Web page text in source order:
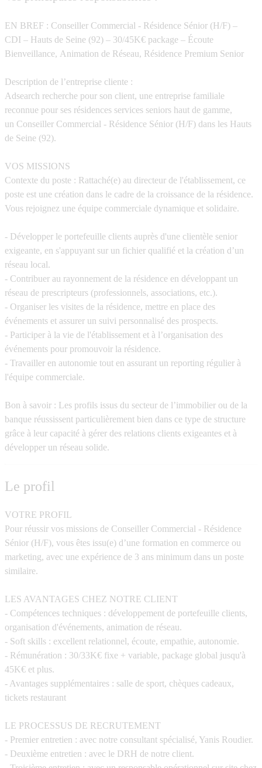
EN BREF : Conseiller Commercial - Résidence Sénior (H/F) –
CDI – Hauts de Seine (92) – 30/45K€ package – Écoute
Bienveillance, Animation de Réseau, Résidence Premium Senior
Description de l’entreprise cliente :
Adsearch recherche pour son client, une entreprise familiale
reconnue pour ses résidences services seniors haut de gamme,
un Conseiller Commercial - Résidence Sénior (H/F) dans les Hauts
de Seine (92).
VOS MISSIONS
Contexte du poste : Rattaché(e) au directeur de l'établissement, ce
poste est une création dans le cadre de la croissance de la résidence.
Vous rejoignez une équipe commerciale dynamique et solidaire.
- Développer le portefeuille clients auprès d'une clientèle senior
exigeante, en s'appuyant sur un fichier qualifié et la création d’un
réseau local.
- Contribuer au rayonnement de la résidence en développant un
réseau de prescripteurs (professionnels, associations, etc.).
- Organiser les visites de la résidence, mettre en place des
événements et assurer un suivi personnalisé des prospects.
- Participer à la vie de l'établissement et à l’organisation des
événements pour promouvoir la résidence.
- Travailler en autonomie tout en assurant un reporting régulier à
l'équipe commerciale.
Bon à savoir : Les profils issus du secteur de l’immobilier ou de la
banque réussissent particulièrement bien dans ce type de structure
grâce à leur capacité à gérer des relations clients exigeantes et à
développer un réseau solide.
Le profil
VOTRE PROFIL
Pour réussir vos missions de Conseiller Commercial - Résidence
Sénior (H/F), vous êtes issu(e) d’une formation en commerce ou
marketing, avec une expérience de 3 ans minimum dans un poste
similaire.
LES AVANTAGES CHEZ NOTRE CLIENT
- Compétences techniques : développement de portefeuille clients,
organisation d'événements, animation de réseau.
- Soft skills : excellent relationnel, écoute, empathie, autonomie.
- Rémunération : 30/33K€ fixe + variable, package global jusqu'à
45K€ et plus.
- Avantages supplémentaires : salle de sport, chèques cadeaux,
tickets restaurant
LE PROCESSUS DE RECRUTEMENT
- Premier entretien : avec notre consultant spécialisé, Yanis Roudier.
- Deuxième entretien : avec le DRH de notre client.